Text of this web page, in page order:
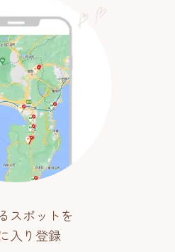
スポットを
入り登録